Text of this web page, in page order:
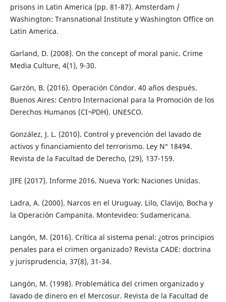
prisons in Latin America (pp. 81-87). Amsterdam /
Washington: Transnational Institute y Washington Office on
Latin America.
Garland, D. (2008). On the concept of moral panic. Crime
Media Culture, 4(1), 9-30.
Garzón, B. (2016). Operación Cóndor. 40 años después.
Buenos Aires: Centro Internacional para la Promoción de los
Derechos Humanos (CI¬PDH). UNESCO.
González, J. L. (2010). Control y prevención del lavado de
activos y financiamiento del terrorismo. Ley N° 18494.
Revista de la Facultad de Derecho, (29), 137-159.
JIFE (2017). Informe 2016. Nueva York: Naciones Unidas.
Ladra, A. (2000). Narcos en el Uruguay. Lilo, Clavijo, Bocha y
la Operación Campanita. Montevideo: Sudamericana.
Langón, M. (2016). Crítica al sistema penal: ¿otros principios
penales para el crimen organizado? Revista CADE: doctrina
y jurisprudencia, 37(8), 31-34.
Langón, M. (1998). Problemática del crimen organizado y
lavado de dinero en el Mercosur. Revista de la Facultad de